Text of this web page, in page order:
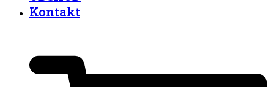
Kontakt